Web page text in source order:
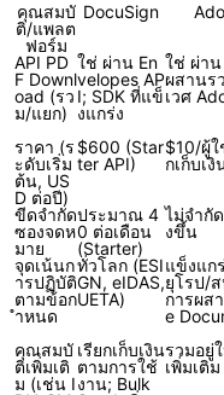
คุณสมบั
ติ/แพลต
ฟอร์ม
DocuSign
API PD
F Downl
oad (รว
ม/แยก)
ใช่ ผ่าน En
velopes AP
I; SDK ที่แข็
งแกร่ง
ใช่ ผ่าน
ผสานร
เวศ
ราคา (ร
ะดับเริ่ม
ต้น, US
D ต่อปี)
$600 (Star
ter API)
$10/ผู้ใ
กเก็บเ
ขีดจำกัด
ซองจดห
มาย
ประมาณ 4
0 ต่อเดือน
(Starter)
ไม่จำกั
งขึ้น
จุดเน้นก
ารปฏิบัติ
ตามข้อก
ำหนด
ทั่วโลก (ESI
GN, eIDAS,
UETA)
แข็งแก
ยุโรป/ส
การผส
e
คุณสมบั
ติเพิ่มเติ
ม (เช่น I
เรียกเก็บเงิน
ตามการใช้
งาน; Bulk
รวมอยู่
เพิ่มเติม